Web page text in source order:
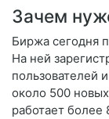
Зачем
Биржа сегодня
На ней
пользователей
около 500
работает более